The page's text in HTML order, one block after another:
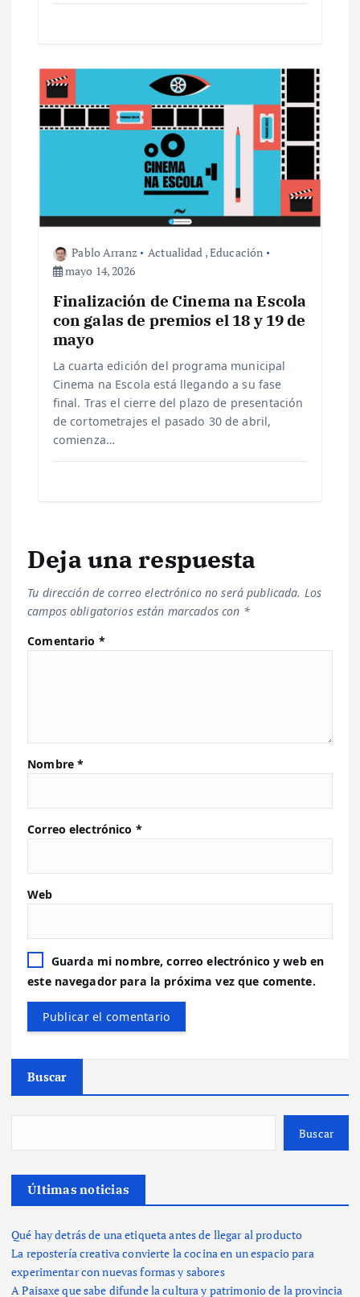
Pablo Arranz Actualidad ,Educación
mayo 14, 2026
Finalización de Cinema na Escola
con galas de premios el 18 y 19 de
mayo
La cuarta edición del programa municipal
Cinema na Escola está llegando a su fase
final. Tras el cierre del plazo de presentación
de cortometrajes el pasado 30 de abril,
comienza…
Deja una respuesta
Tu dirección de correo electrónico no será publicada. Los
campos obligatorios están marcados con *
Comentario *
Nombre*
Correo electrónico *
Web
Guarda mi nombre, correo electrónico y web en
este navegador para la próxima vez que comente.
Buscar
Buscar
Últimas noticias
Qué hay detrás de una etiqueta antes de llegar al producto
La repostería creativa convierte la cocina en un espacio para
experimentar con nuevas formas y sabores
A Paisaxe que sabe difunde la cultura y patrimonio de la provincia